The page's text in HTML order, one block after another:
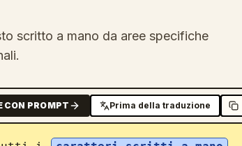
scritto a mano da aree specifiche
CON PROMPT Prima della traduzione